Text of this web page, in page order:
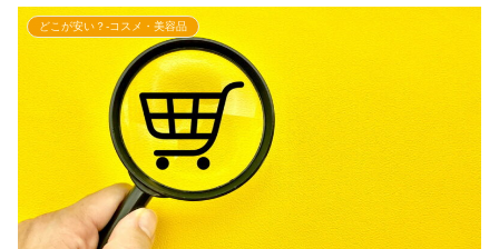
どこが安い？-コスメ・美容品